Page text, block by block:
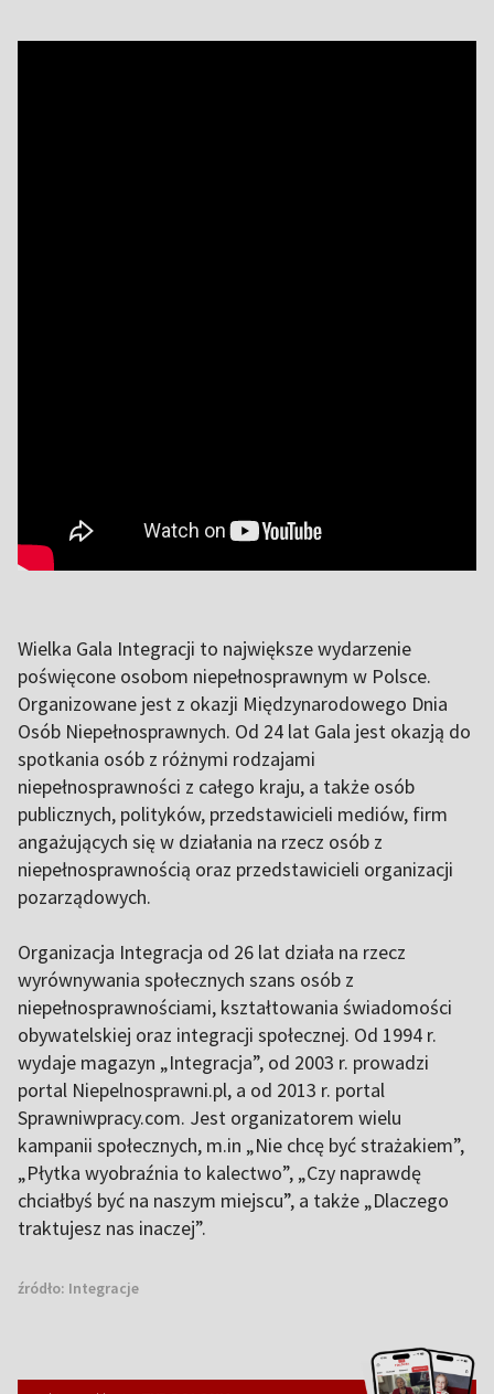
Wielka Gala Integracji to największe wydarzenie
poświęcone osobom niepełnosprawnym w Polsce.
Organizowane jest z okazji Międzynarodowego Dnia
Osób Niepełnosprawnych. Od 24 lat Gala jest okazją do
spotkania osób z różnymi rodzajami
niepełnosprawności z całego kraju, a także osób
publicznych, polityków, przedstawicieli mediów, firm
angażujących się w działania na rzecz osób z
niepełnosprawnością oraz przedstawicieli organizacji
pozarządowych.
Organizacja Integracja od 26 lat działa na rzecz
wyrównywania społecznych szans osób z
niepełnosprawnościami, kształtowania świadomości
obywatelskiej oraz integracji społecznej. Od 1994 r.
wydaje magazyn „Integracja”, od 2003 r. prowadzi
portal Niepelnosprawni.pl, a od 2013 r. portal
Sprawniwpracy.com. Jest organizatorem wielu
kampanii społecznych, m.in „Nie chcę być strażakiem”,
„Płytka wyobraźnia to kalectwo”, „Czy naprawdę
chciałbyś być na naszym miejscu”, a także „Dlaczego
traktujesz nas inaczej”.
źródło: Integracje